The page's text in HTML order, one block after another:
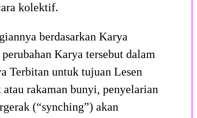
kolektif.
berdasarkan Karya
Karya tersebut dalam
Terbitan untuk tujuan Lesen
rakaman bunyi, penyelarian
(“synching”) akan